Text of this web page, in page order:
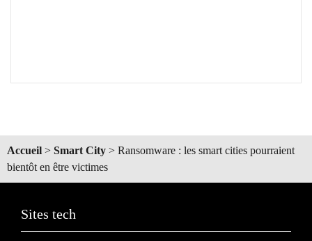
Accueil > Smart City > Ransomware : les smart cities pourraient
bientôt en être victimes
Sites tech